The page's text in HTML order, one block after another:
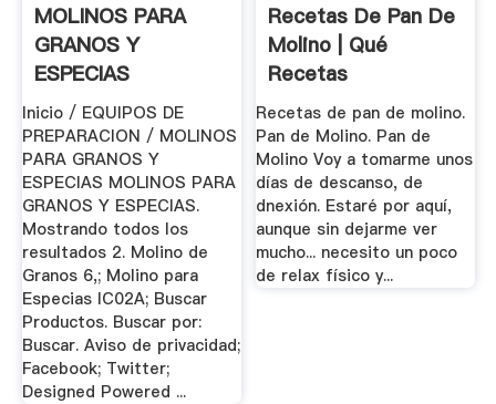
MOLINOS PARA
GRANOS Y
ESPECIAS
Mobiliario
Restaurantero
Inicio / EQUIPOS DE
PREPARACION / MOLINOS
PARA GRANOS Y
ESPECIAS MOLINOS PARA
GRANOS Y ESPECIAS.
Mostrando todos los
resultados 2. Molino de
Granos 6,; Molino para
Especias IC02A; Buscar
Productos. Buscar por:
Buscar. Aviso de privacidad;
Facebook; Twitter;
Designed Powered ...
Recetas De Pan De
Molino | Qué
Recetas
Recetas de pan de molino.
Pan de Molino. Pan de
Molino Voy a tomarme unos
días de descanso, de
dnexión. Estaré por aquí,
aunque sin dejarme ver
mucho... necesito un poco
de relax físico y...